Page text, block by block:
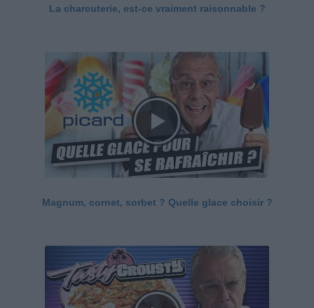
La charcuterie, est-ce vraiment raisonnable ?
Magnum, cornet, sorbet ? Quelle glace choisir ?